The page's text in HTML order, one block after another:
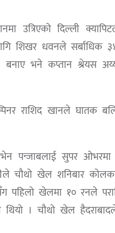
उत्रिएको दिल्ली
शिखर धवनले
भने कप्तान श्रेयस
राशिद खानले
पन्जाबलाई सुपर
चौथो खेल शनिबार
पहिलो खेलमा १० रनले
थियो । चौथो खेल